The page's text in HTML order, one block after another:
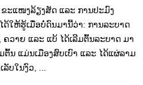
ແໜງລ້ຽງສັດ ແລະ ການປະມົງ
ໃຫ້ຮູ້​​ເມື່ອບໍ່ດົນ​ມານີ້ວ່າ: ການລະບາດ
ຄວາຍ ແລະ ແບ້ ໄດ້ເລີມຕົ້ນລະບາດ ມາ
ຕົ້ນ ແມ່ນເມືອງສົບເບົາ ແລະ ​ໄດ້ແຜ່ລາມ
ລັບໃນງົວ, ...